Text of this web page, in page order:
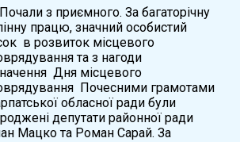
з приємного. За багаторічну
працю, значний особистий
в розвиток місцевого
та з нагоди
Дня місцевого
Почесними грамотами
обласної ради були
депутати районної ради
Мацко та Роман Сарай. За